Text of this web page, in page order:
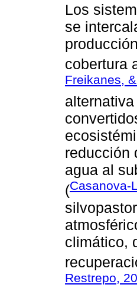
Los
se
cobertura
Freikanes,
reducción
agua al
(Casanova-
climático,
Restrepo,